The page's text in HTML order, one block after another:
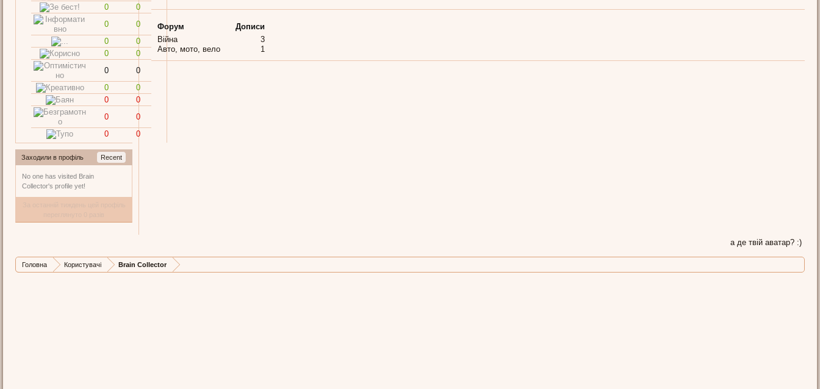
0
0
0
0
0
0
0
0
0
0
0
0
0
0
0
0
0
0
Заходили в профіль Recent
No one has visited Brain
Collector's profile yet!
Форум
Дописи
Війна
3
Авто, мото, вело
1
а де твій аватар? :)
Головна Користувачі Brain Collector